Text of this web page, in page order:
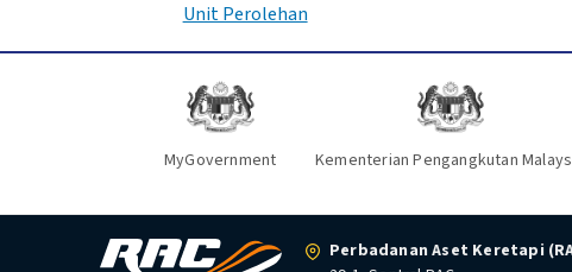
Unit Perolehan
MyGovernment Kementerian Pengangkutan
Perbadanan Aset Keretapi